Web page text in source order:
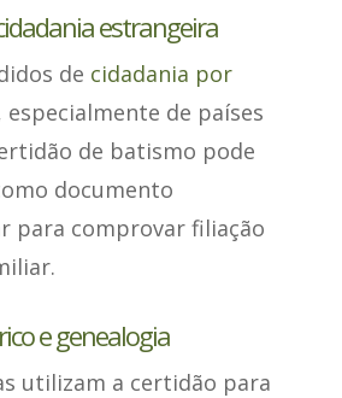
estrangeira
de cidadania por
especialmente de países
de batismo pode
documento
para comprovar filiação
e genealogia
utilizam a certidão para